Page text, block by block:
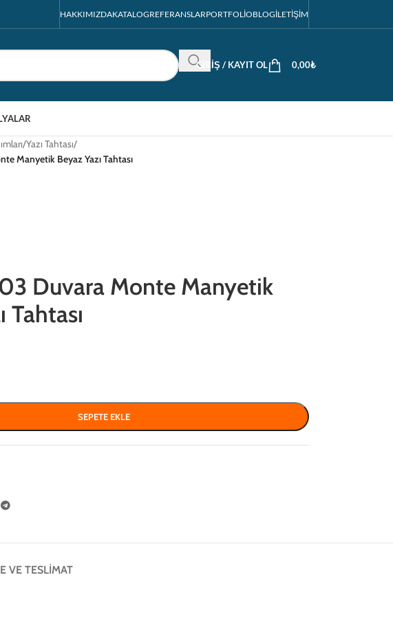
HAKKIMIZDAKATALOGREFERANSLARPORTFOLIOBLOGİLETIŞIM
GIRIŞ / KAYIT OL 0,00₺
/Yazı Tahtası/
Manyetik Beyaz Yazı Tahtası
Duvara Monte Manyetik
Tahtası
SEPETE EKLE
VE TESLIMAT